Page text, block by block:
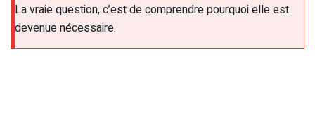
La vraie question, c’est de comprendre pourquoi elle est
devenue nécessaire.